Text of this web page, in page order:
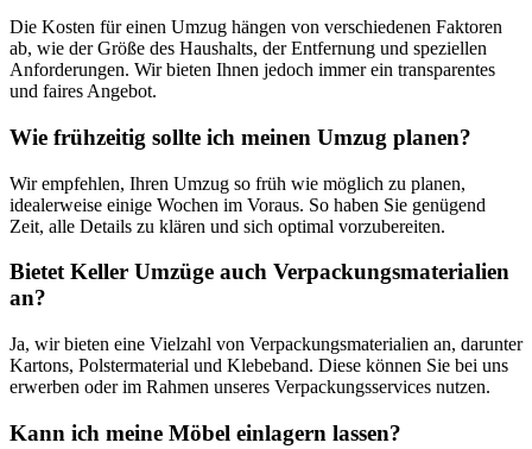
Die Kosten für einen Umzug hängen von verschiedenen Faktoren
ab, wie der Größe des Haushalts, der Entfernung und speziellen
Anforderungen. Wir bieten Ihnen jedoch immer ein transparentes
und faires Angebot.
Wie frühzeitig sollte ich meinen Umzug planen?
Wir empfehlen, Ihren Umzug so früh wie möglich zu planen,
idealerweise einige Wochen im Voraus. So haben Sie genügend
Zeit, alle Details zu klären und sich optimal vorzubereiten.
Bietet Keller Umzüge auch Verpackungsmaterialien
an?
Ja, wir bieten eine Vielzahl von Verpackungsmaterialien an, darunter
Kartons, Polstermaterial und Klebeband. Diese können Sie bei uns
erwerben oder im Rahmen unseres Verpackungsservices nutzen.
Kann ich meine Möbel einlagern lassen?